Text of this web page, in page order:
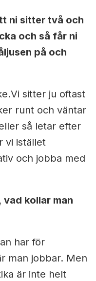
ni sitter två och
och så får ni
på och
sitter ju oftast
runt och väntar
så letar efter
vi istället
och jobba med
kollar man
har för
man jobbar. Men
är inte helt